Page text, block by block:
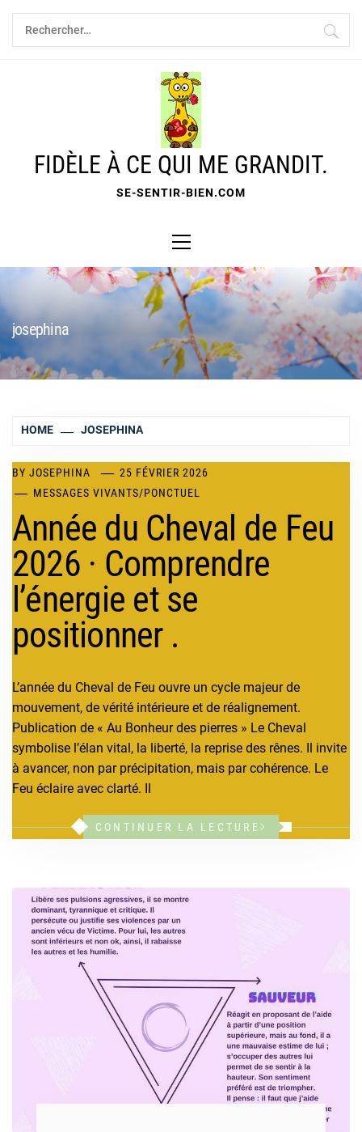
Skip
content
Rechercher :
FIDÈLE À CE QUI ME GRANDIT.
SE-SENTIR-BIEN.COM
Menu
josephina
HOME JOSEPHINA
BY JOSEPHINA
25 FÉVRIER 2026
MESSAGES VIVANTS/PONCTUEL
Année du Cheval de Feu
2026 · Comprendre
l’énergie et se
positionner .
L’année du Cheval de Feu ouvre un cycle majeur de
mouvement, de vérité intérieure et de réalignement.
Publication de « Au Bonheur des pierres » Le Cheval
symbolise l’élan vital, la liberté, la reprise des rênes. Il invite
à avancer, non par précipitation, mais par cohérence. Le
Feu éclaire avec clarté. Il
CONTINUER LA LECTURE